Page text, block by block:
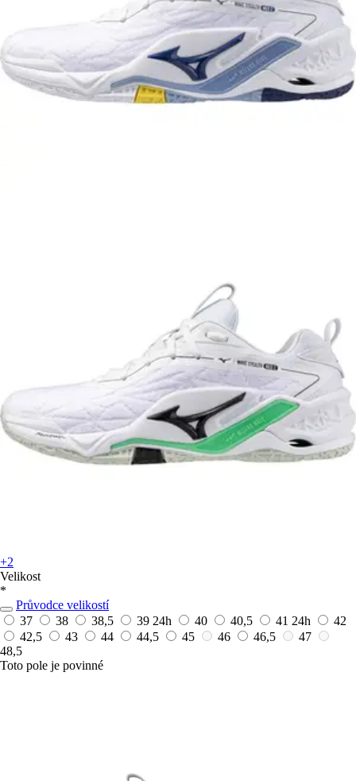
+2
Velikost
*
Průvodce velikostí
37
38 38,5 39 24h 40 40,5 41 24h
42
42,5
43 44 44,5 45 46 46,5
47
48,5
Toto pole je povinné